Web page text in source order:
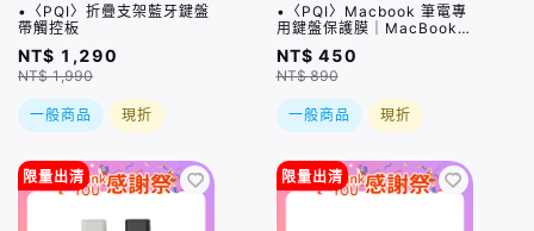
•〈PQI〉折疊支架藍牙鍵盤
帶觸控板
NT$ 1,290
NT$ 1,990
一般商品 現折
•〈PQI〉Macbook 筆電專
用鍵盤保護膜｜MacBook
Pro 14/16吋 (2021-
2026)、MacBook Air
13/15吋(2026) 適用
NT$ 450
NT$ 890
一般商品 現折
限量出清 限量出清